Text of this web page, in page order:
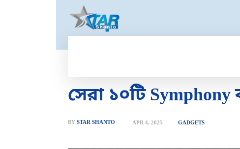
সেরা ১০টি
BY STAR SHANTO APR 4, 2025 GADGETS